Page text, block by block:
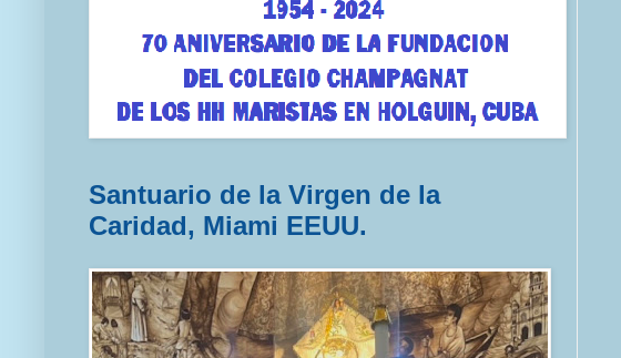
Santuario de la Virgen de la
Caridad, Miami EEUU.